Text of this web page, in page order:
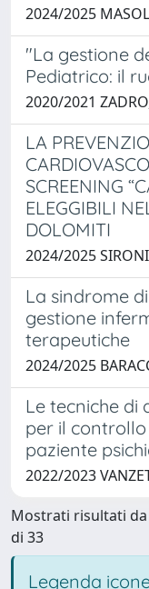
2024/2025
"La gestione
Pediatrico: il
2020/2021
LA
SCREENING
ELEGGIBILI
DOLOMITI
2024/2025 SIRONI
La sindrome
gestione
terapeutiche
2024/2025
Le tecniche di
per il
paziente
2022/2023
Mostrati risultati da
di 33
Legenda